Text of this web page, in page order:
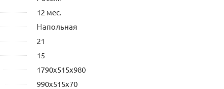
12 мес.
Напольная
21
15
1790х515х980
990х515х70